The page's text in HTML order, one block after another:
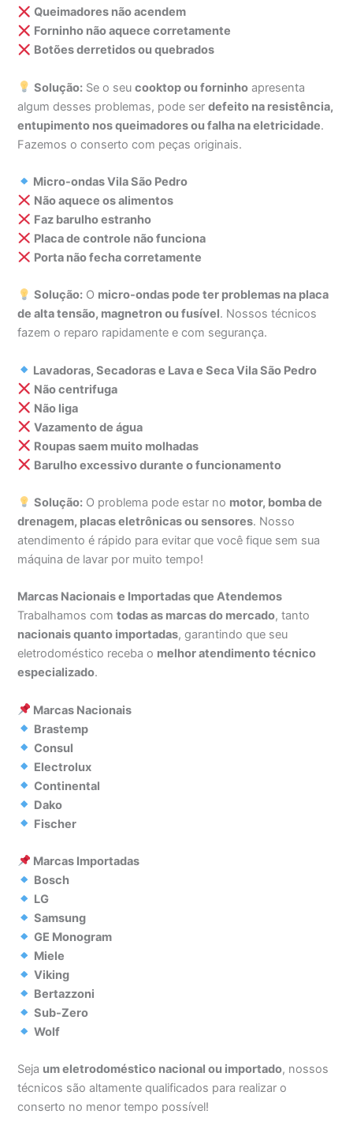
Queimadores não acendem
Forninho não aquece corretamente
Botões derretidos ou quebrados
Solução: Se o seucooktop ou forninho apresenta
algum desses problemas, pode serdefeito na resistência,
entupimento nos queimadores ou falha na eletricidade.
Fazemos o conserto com peças originais.
Micro-ondas Vila São Pedro
Não aquece os alimentos
Faz barulho estranho
Placa de controle não funciona
Porta não fecha corretamente
Solução: O micro-ondas pode ter problemas na placa
de alta tensão, magnetron ou fusível. Nossos técnicos
fazem o reparo rapidamente e com segurança.
Lavadoras, Secadoras e Lava e Seca Vila São Pedro
Não centrifuga
Não liga
Vazamento de água
Roupas saem muito molhadas
Barulho excessivo durante o funcionamento
Solução: O problema pode estar no motor, bomba de
drenagem, placas eletrônicas ou sensores. Nosso
atendimento é rápido para evitar que você fique sem sua
máquina de lavar por muito tempo!
Marcas Nacionais e Importadas que Atendemos
Trabalhamos comtodas as marcas do mercado, tanto
nacionais quanto importadas, garantindo que seu
eletrodoméstico receba o melhor atendimento técnico
especializado.
Marcas Nacionais
Brastemp
Consul
Electrolux
Continental
Dako
Fischer
Marcas Importadas
Bosch
LG
Samsung
GE Monogram
Miele
Viking
Bertazzoni
Sub-Zero
Wolf
Seja um eletrodoméstico nacional ou importado, nossos
técnicos são altamente qualificados para realizar o
conserto no menor tempo possível!